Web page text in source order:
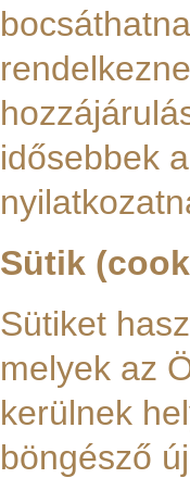
idősebbek
Sütik
Sütiket
melyek az
kerülnek
böngésző